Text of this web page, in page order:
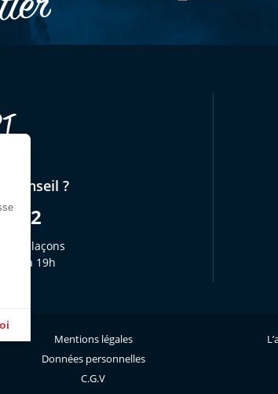
conseil ?
92
des glaçons
à 19h
Mentions légales
Données personnelles
C.G.V
paramètres de confidentialité, en